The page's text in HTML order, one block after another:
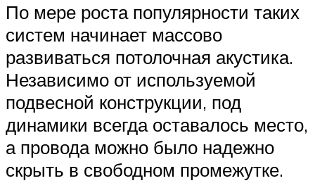
По мере роста популярности таких
систем начинает массово
развиваться потолочная акустика.
Независимо от используемой
подвесной конструкции, под
динамики всегда оставалось место,
а провода можно было надежно
скрыть в свободном промежутке.